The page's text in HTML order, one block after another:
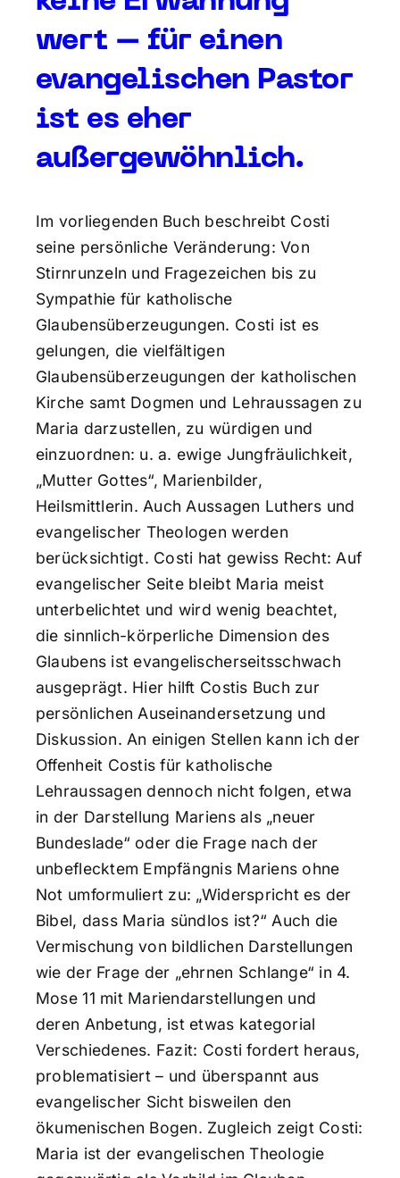
wert – für einen
evangelischen Pastor
ist es eher
außergewöhnlich.
Im vorliegenden Buch beschreibt Costi
seine persönliche Veränderung: Von
Stirnrunzeln und Fragezeichen bis zu
Sympathie für katholische
Glaubensüberzeugungen. Costi ist es
gelungen, die vielfältigen
Glaubensüberzeugungen der katholischen
Kirche samt Dogmen und Lehraussagen zu
Maria darzustellen, zu würdigen und
einzuordnen: u. a. ewige Jungfräulichkeit,
„Mutter Gottes“, Marienbilder,
Heilsmittlerin. Auch Aussagen Luthers und
evangelischer Theologen werden
berücksichtigt. Costi hat gewiss Recht: Auf
evangelischer Seite bleibt Maria meist
unterbelichtet und wird wenig beachtet,
die sinnlich-körperliche Dimension des
Glaubens ist evangelischerseitsschwach
ausgeprägt. Hier hilft Costis Buch zur
persönlichen Auseinandersetzung und
Diskussion. An einigen Stellen kann ich der
Offenheit Costis für katholische
Lehraussagen dennoch nicht folgen, etwa
in der Darstellung Mariens als „neuer
Bundeslade“ oder die Frage nach der
unbeflecktem Empfängnis Mariens ohne
Not umformuliert zu: „Widerspricht es der
Bibel, dass Maria sündlos ist?“ Auch die
Vermischung von bildlichen Darstellungen
wie der Frage der „ehrnen Schlange“ in 4.
Mose 11 mit Mariendarstellungen und
deren Anbetung, ist etwas kategorial
Verschiedenes. Fazit: Costi fordert heraus,
problematisiert – und überspannt aus
evangelischer Sicht bisweilen den
ökumenischen Bogen. Zugleich zeigt Costi:
Maria ist der evangelischen Theologie